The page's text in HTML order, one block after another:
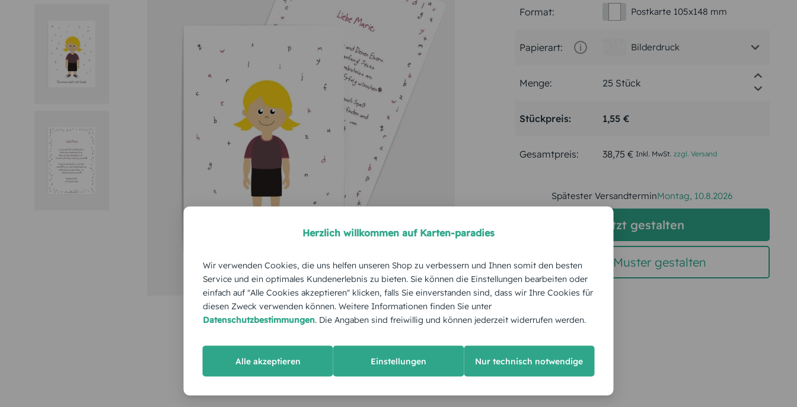
Format: Postkarte 105x148 mm
Papierart: Bilderdruck
Menge:
Stückpreis: 1,55 €
Gesamtpreis: 38,75 € Inkl. MwSt. zzgl. Versand
Spätester VersandterminMontag, 10.8.2026
jetzt gestalten
gratis Muster gestalten
Herzlich willkommen auf Karten-paradies
Wir verwenden Cookies, die uns helfen unseren Shop zu verbessern und Ihnen somit den besten
Service und ein optimales Kundenerlebnis zu bieten. Sie können die Einstellungen bearbeiten oder
einfach auf "Alle Cookies akzeptieren" klicken, falls Sie einverstanden sind, dass wir Ihre Cookies für
diesen Zweck verwenden können. Weitere Informationen finden Sie unter
Datenschutzbestimmungen. Die Angaben sind freiwillig und können jederzeit widerrufen werden.
Alle akzeptieren Einstellungen Nur technisch notwendige